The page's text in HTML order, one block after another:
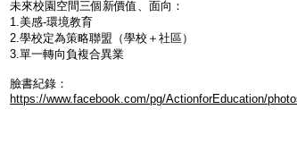
未來校園空間三個新價值、面向：
1.美感-環境教育
2.學校定為策略聯盟（學校＋社區）
3.單一轉向負複合異業
臉書紀錄：
https://www.facebook.com/pg/ActionforEducation/